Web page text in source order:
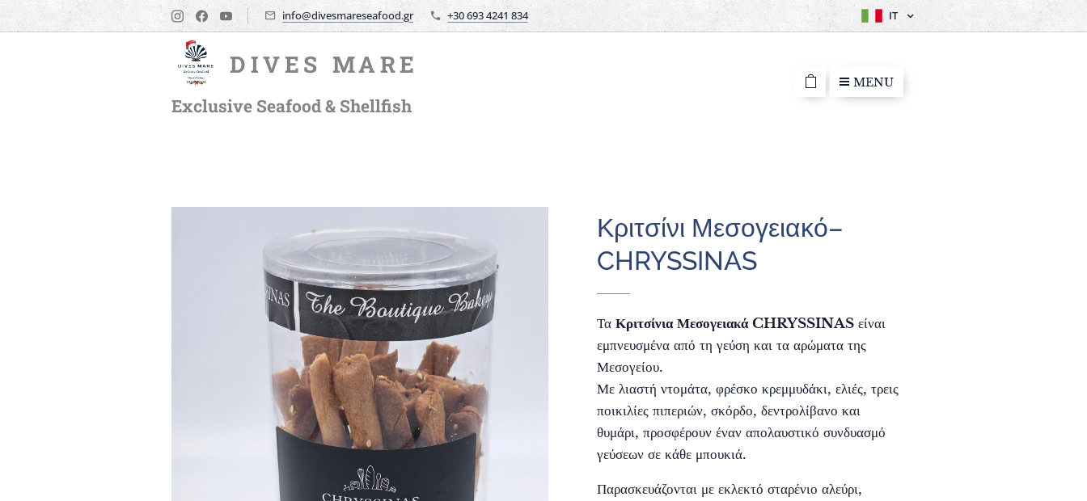
info@divesmareseafood.gr +30 693 4241 834 IT
DIVES MARE
Exclusive Seafood & Shellfish
MENU
Κριτσίνι Μεσογειακό–
CHRYSSINAS
Τα Κριτσίνια Μεσογειακά CHRYSSINAS είναι
εμπνευσμένα από τη γεύση και τα αρώματα της
Μεσογείου.
Με λιαστή ντομάτα, φρέσκο κρεμμυδάκι, ελιές, τρεις
ποικιλίες πιπεριών, σκόρδο, δεντρολίβανο και
θυμάρι, προσφέρουν έναν απολαυστικό συνδυασμό
γεύσεων σε κάθε μπουκιά.
Παρασκευάζονται με εκλεκτό σταρένιο αλεύρι,